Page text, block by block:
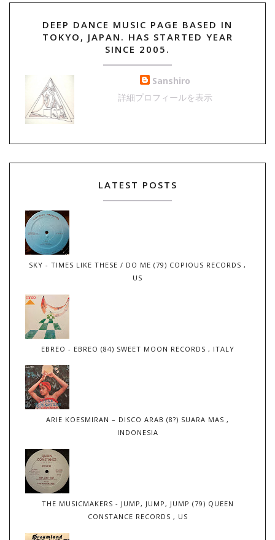
DEEP DANCE MUSIC PAGE BASED IN
TOKYO, JAPAN. HAS STARTED YEAR
SINCE 2005.
Sanshiro
詳細プロフィールを表示
LATEST POSTS
SKY - TIMES LIKE THESE / DO ME (79) COPIOUS RECORDS ,
US
EBREO - EBREO (84) SWEET MOON RECORDS , ITALY
ARIE KOESMIRAN – DISCO ARAB (8?) SUARA MAS ,
INDONESIA
THE MUSICMAKERS - JUMP, JUMP, JUMP (79) QUEEN
CONSTANCE RECORDS , US